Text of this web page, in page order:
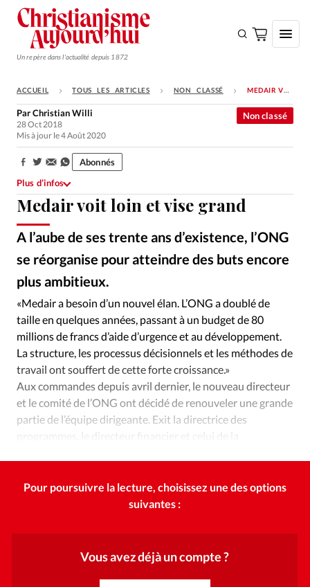
Un repère dans l'actualité depuis 1872
S'ABONNER
Monde
Opinions
Tous les articles
Faire un don
Emploi
Se connecter
Édition: Internationale
Devise:CHF
Tous les articles
Actualité chrétienne
Actualité internationale
Chronique
Culture
Dossier
Eglises Foi Génération réveil
Société
Tour du monde des Eglises
Trait d'Ixène
Vécu
Vie Intérieure
ACCUEIL TOUS LES ARTICLES NON CLASSÉ MEDAIR VOIT LOIN ET VISE GRAND
Medair voit loin et vise grand
A l’aube de ses trente ans d’existence, l’ONG
se réorganise pour atteindre des buts encore
plus ambitieux.
Non classé
ParChristian Willi
28 Oct 2018
Mis à jour le 4 Août 2020
Partager:
Abonnés
Plus d’infos
«Medair a besoin d’un nouvel élan. L’ONG a doublé de
taille en quelques années, passant à un budget de 80
millions de francs d’aide d’urgence et au développement.
La structure, les processus décisionnels et les méthodes de
travail ont souffert de cette forte croissance.»
Aux commandes depuis avril dernier, le nouveau directeur
et le comité de l’ONG ont décidé de renouveler une grande
partie de l’équipe dirigeante. Exit la directrice des
programmes, le directeur financier et celui de la
Pour poursuivre la lecture, choisissez une des options
suivantes :
Vous avez déjà un compte ?